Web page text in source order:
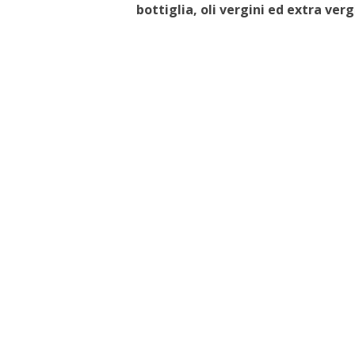
bottiglia, oli vergini ed extra